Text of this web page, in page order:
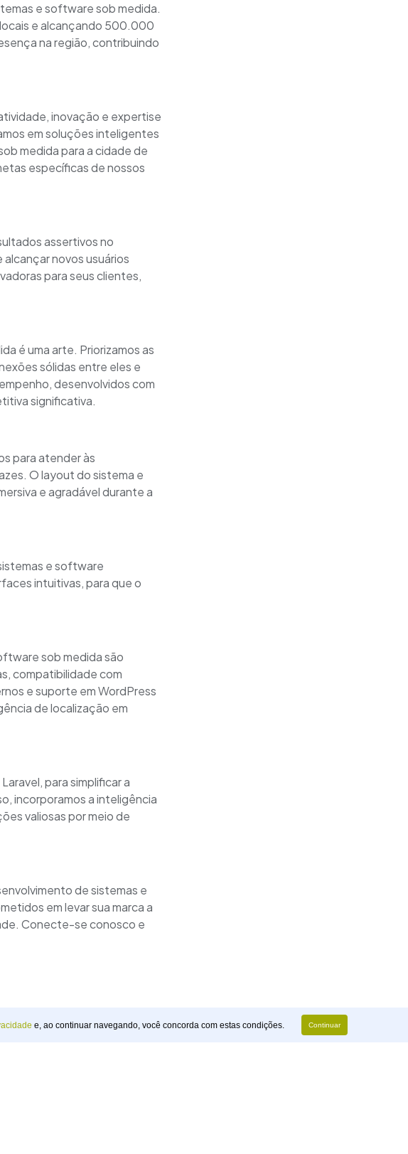
e software sob medida.
e alcançando 500.000
na região, contribuindo
inovação e expertise
em soluções inteligentes
medida para a cidade de
específicas de nossos
assertivos no
novos usuários
para seus clientes,
é uma arte. Priorizamos as
sólidas entre eles e
desenvolvidos com
significativa.
para atender às
O layout do sistema e
e agradável durante a
e software
intuitivas, para que o
sob medida são
compatibilidade com
e suporte em WordPress
de localização em
para simplificar a
incorporamos a inteligência
valiosas por meio de
de sistemas e
em levar sua marca a
Conecte-se conosco e
e, ao continuar navegando, você concorda com estas condições. Continuar